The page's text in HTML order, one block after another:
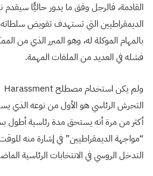
القادمة، فالرجل وفق ما يدور حاليًّا
الديمقراطيين التي تستهدف تقويض
بالمهام الموكلة له، وهو المبرر الذي من
فشله في العديد من الملفات المهمة.
ولم يكن استخدام مصطلح
التحرش الرئاسي هو الأول من نوعه الذي
أكثر من مرة أنه يستحق مدة رئاسية
“مواجهة الديمقراطيين” في إشارة منه
التدخل الروسي في الانتخابات الرئاسية